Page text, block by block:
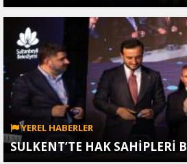
YEREL HABERLER
SULKENT’TE HAK SAHİPLERİ